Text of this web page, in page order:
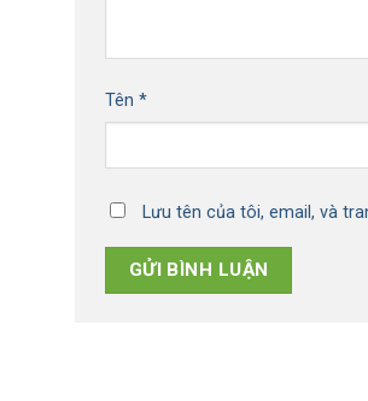
Tên *
Lưu tên của tôi, email, và